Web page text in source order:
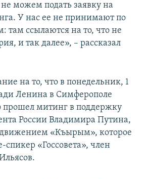
можем подать заявку на
У нас ее не принимают по
ссылаются на то, что не
и так далее», – рассказал
на то, что в понедельник, 1
Ленина в Симферополе
прошел митинг в поддержку
России Владимира Путина,
«Къырым», которое
спикер «Госсовета», член